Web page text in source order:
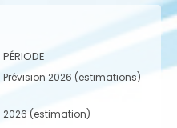
PÉRIODE
Prévision 2026 (estimations)
2026 (estimation)